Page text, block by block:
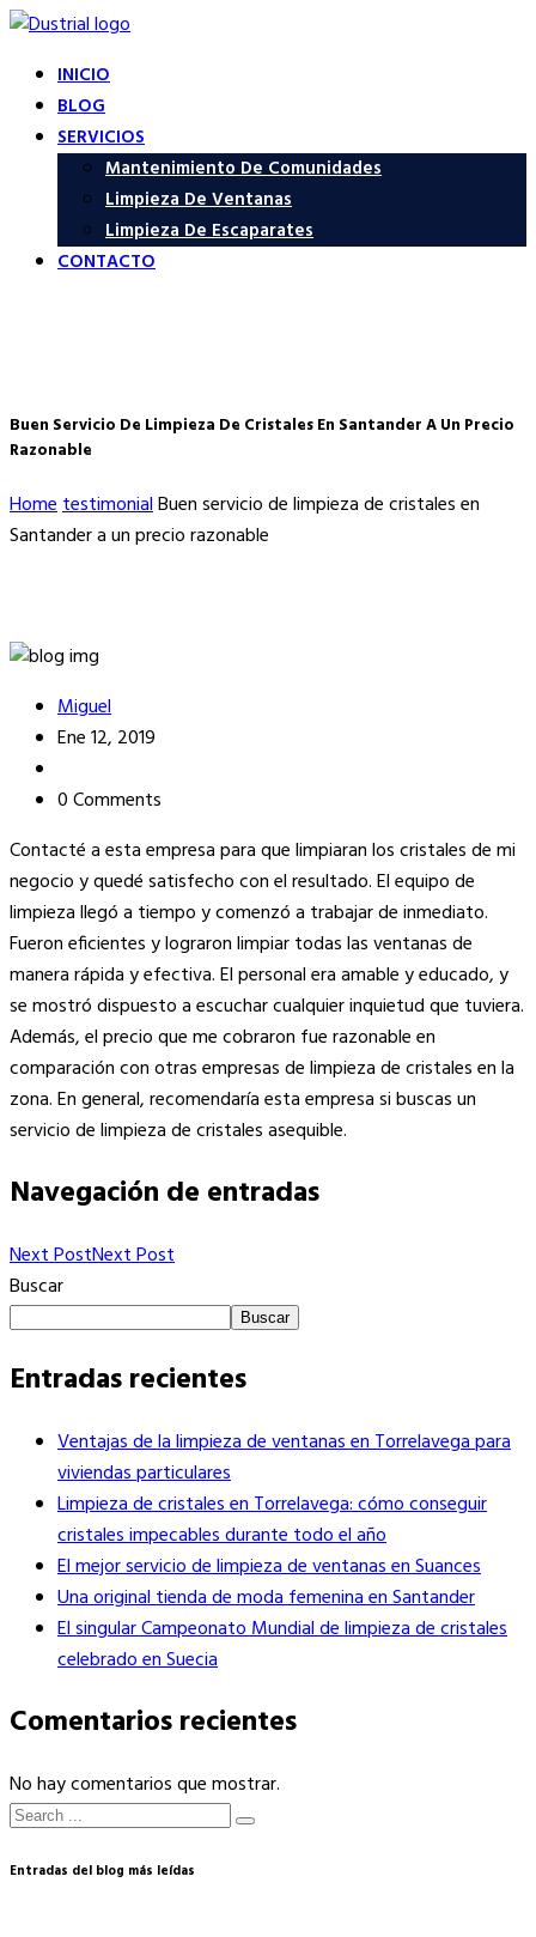
INICIO
BLOG
SERVICIOS
Mantenimiento De Comunidades
Limpieza De Ventanas
Limpieza De Escaparates
CONTACTO
Buen Servicio De Limpieza De Cristales En Santander A Un Precio
Razonable
HometestimonialBuen servicio de limpieza de cristales en
Santander a un precio razonable
Miguel
Ene 12, 2019
0 Comments
Contacté a esta empresa para que limpiaran los cristales de mi
negocio y quedé satisfecho con el resultado. El equipo de
limpieza llegó a tiempo y comenzó a trabajar de inmediato.
Fueron eficientes y lograron limpiar todas las ventanas de
manera rápida y efectiva. El personal era amable y educado, y
se mostró dispuesto a escuchar cualquier inquietud que tuviera.
Además, el precio que me cobraron fue razonable en
comparación con otras empresas de limpieza de cristales en la
zona. En general, recomendaría esta empresa si buscas un
servicio de limpieza de cristales asequible.
Navegación de entradas
Next PostNext Post
Buscar
Buscar
Entradas recientes
Ventajas de la limpieza de ventanas en Torrelavega para
viviendas particulares
Limpieza de cristales en Torrelavega: cómo conseguir
cristales impecables durante todo el año
El mejor servicio de limpieza de ventanas en Suances
Una original tienda de moda femenina en Santander
El singular Campeonato Mundial de limpieza de cristales
celebrado en Suecia
Comentarios recientes
No hay comentarios que mostrar.
Entradas del blog más leídas